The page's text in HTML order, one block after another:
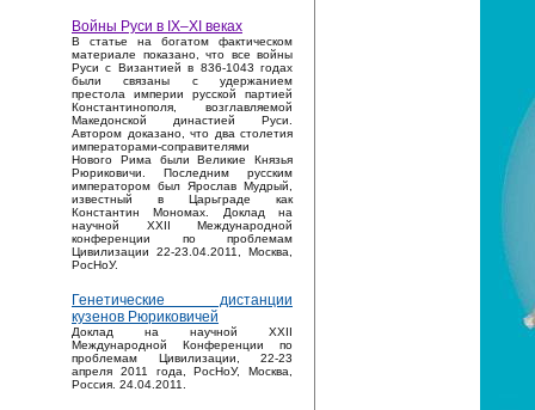
Войны Руси в IX–XI веках
В статье на богатом фактическом
материале показано, что все войны
Руси с Византией в 836-1043 годах
были связаны с удержанием
престола империи русской партией
Константинополя, возглавляемой
Македонской династией Руси.
Автором доказано, что два столетия
императорами-соправителями
Нового Рима были Великие Князья
Рюриковичи. Последним русским
императором был Ярослав Мудрый,
известный в Царьграде как
Константин Мономах. Доклад на
научной XXII Международной
конференции по проблемам
Цивилизации 22-23.04.2011, Москва,
РосНоУ.
Генетические дистанции
кузенов Рюриковичей
Доклад на научной XXII
Международной Конференции по
проблемам Цивилизации, 22-23
апреля 2011 года, РосНоУ, Москва,
Россия. 24.04.2011.